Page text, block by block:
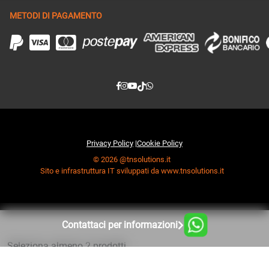
METODI DI PAGAMENTO
Privacy Policy |Cookie Policy
© 2026 @tnsolutions.it
Sito e infrastruttura IT sviluppati da www.tnsolutions.it
Contattaci per informazioni
Seleziona almeno 2 prodotti